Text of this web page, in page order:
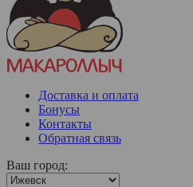
Доставка и оплата
Бонусы
Контакты
Обратная связь
Ваш город: